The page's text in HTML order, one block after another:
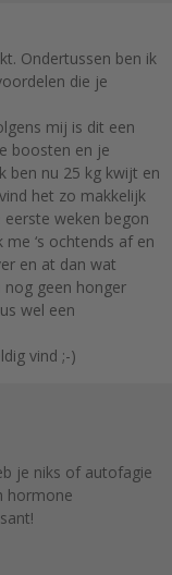
Ondertussen ben ik
die je
mij is dit een
boosten en je
ben nu 25 kg kwijt en
het zo makkelijk
weken begon
‘s ochtends af en
en at dan wat
geen honger
wel een
vind ;-)
je niks of autofagie
hormone